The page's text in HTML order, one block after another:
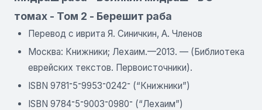
томах - Том 2 - Берешит раба
Перевод с иврита Я. Синичкин, А. Членов
Москва: Книжники; Лехаим.—2013. — (Библиотека
еврейских текстов. Первоисточники).
ISBN 9781־0242־9953־5־ (“Книжники”)
ISBN 9784־0980־9003־5־ (“Лехаим”)